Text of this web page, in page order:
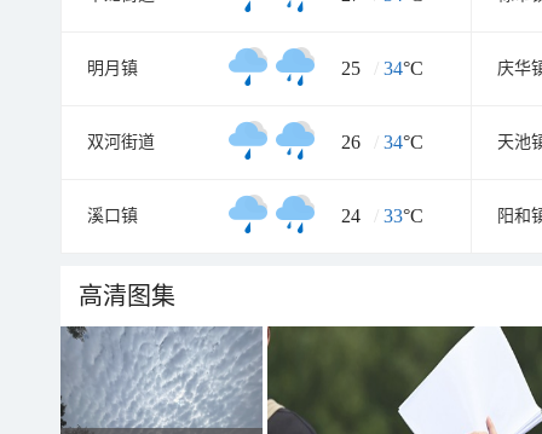
明月镇 25 / 34°C 庆华
双河街道 26 / 34°C 天池
溪口镇 24 / 33°C 阳和
高清图集